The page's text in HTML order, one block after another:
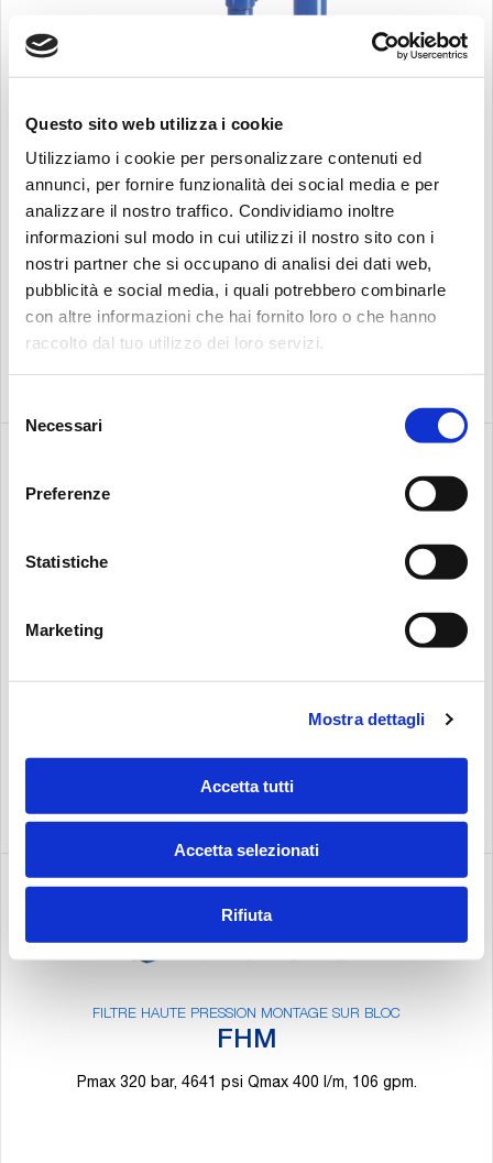
Questo sito web utilizza i cookie
Utilizziamo i cookie per personalizzare contenuti ed
annunci, per fornire funzionalità dei social media e per
analizzare il nostro traffico. Condividiamo inoltre
informazioni sul modo in cui utilizzi il nostro sito con i
nostri partner che si occupano di analisi dei dati web,
pubblicità e social media, i quali potrebbero combinarle
con altre informazioni che hai fornito loro o che hanno
raccolto dal tuo utilizzo dei loro servizi.
delNecessari
Preferenze
Statistiche
Marketing
Mostra dettagli
Accetta tutti
Accetta selezionati
Rifiuta
Recherche: EN LIGNE HAUTE PRESSION
FMP 065 - 135 - 320
FILTRE HAUTE PRESSION MONTAGE SUR BLOC
FHM
Pmax 320 bar, 4641 psi Qmax 400 l/m, 106 gpm.